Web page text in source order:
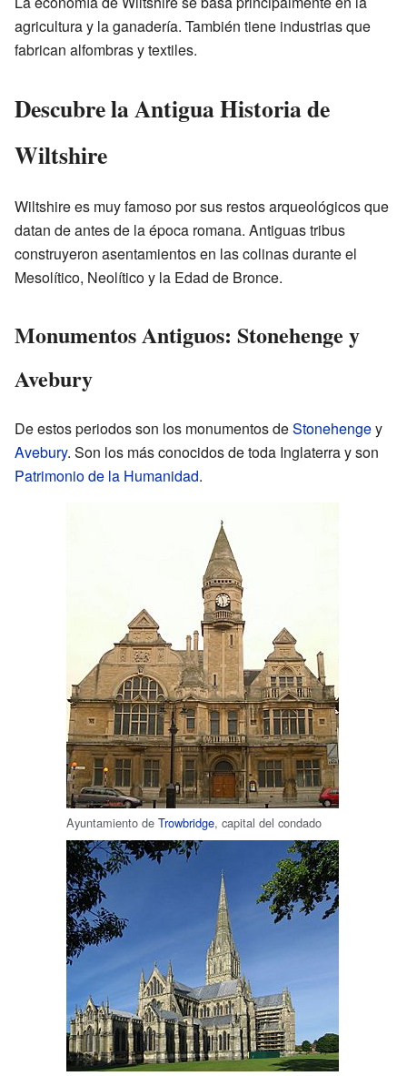
agricultura y la ganadería. También tiene industrias que
fabrican alfombras y textiles.
Descubre la Antigua Historia de
Wiltshire
Wiltshire es muy famoso por sus restos arqueológicos que
datan de antes de la época romana. Antiguas tribus
construyeron asentamientos en las colinas durante el
Mesolítico, Neolítico y la Edad de Bronce.
Monumentos Antiguos: Stonehenge y
Avebury
De estos periodos son los monumentos deStonehengey
Avebury. Son los más conocidos de toda Inglaterra y son
Patrimonio de la Humanidad.
Ayuntamiento de Trowbridge, capital del condado